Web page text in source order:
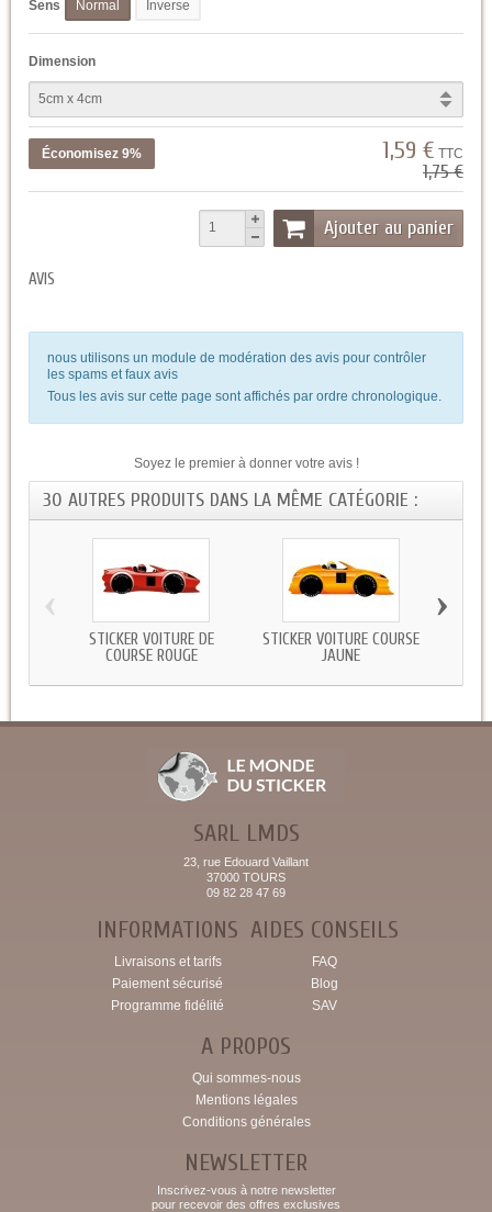
Sens Normal Inverse
Dimension
Économisez 9% 1,59 € TTC
1,75 €
Ajouter au panier
AVIS
nous utilisons un module de modération des avis pour contrôler
les spams et faux avis
Tous les avis sur cette page sont affichés par ordre chronologique.
Soyez le premier à donner votre avis !
30 AUTRES PRODUITS DANS LA MÊME CATÉGORIE :
STICKER VOITURE DE
COURSE ROUGE
STICKER VOITURE COURSE
JAUNE
‹ ›
SARL LMDS
23, rue Edouard Vaillant
37000 TOURS
09 82 28 47 69
INFORMATIONS
Livraisons et tarifs
Paiement sécurisé
Programme fidélité
AIDES CONSEILS
FAQ
Blog
SAV
A PROPOS
Qui sommes-nous
Mentions légales
Conditions générales
NEWSLETTER
Inscrivez-vous à notre newsletter
pour recevoir des offres exclusives